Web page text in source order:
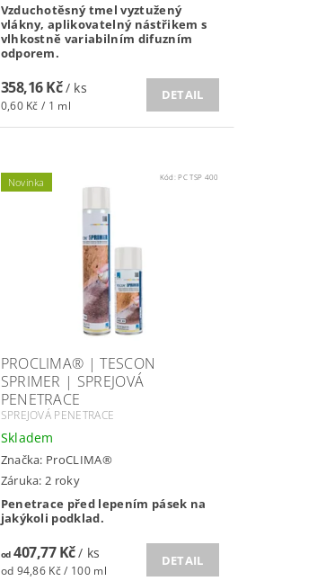
Vzduchotěsný tmel vyztužený
vlákny, aplikovatelný nástřikem s
vlhkostně variabilním difuzním
odporem.
358,16 Kč/ ks
0,60 Kč / 1 ml
DETAIL
Novinka Kód:PC TSP 400
PROCLIMA® | TESCON
SPRIMER | SPREJOVÁ
PENETRACE
SPREJOVÁ PENETRACE
Skladem
Značka: ProCLIMA®
Záruka: 2 roky
Penetrace před lepením pásek na
jakýkoli podklad.
od407,77 Kč/ ks
od 94,86 Kč / 100 ml
DETAIL